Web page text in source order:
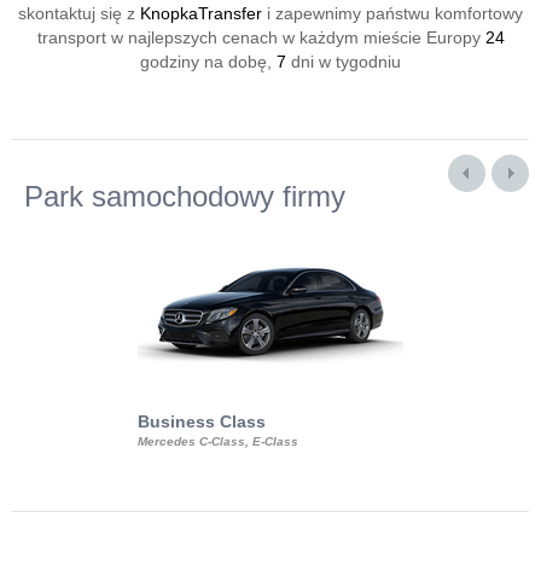
skontaktuj się z KnopkaTransfer i zapewnimy państwu komfortowy
transport w najlepszych cenach w każdym mieście Europy 24
godziny na dobę, 7 dni w tygodniu
Park samochodowy firmy
Business Class
Mercedes C-Class, E-Class